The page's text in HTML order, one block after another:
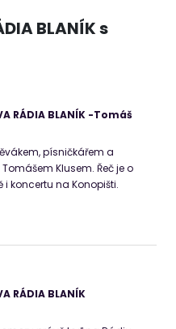
BLANÍK s
RÁDIA BLANÍK -Tomáš
písničkářem a
Klusem. Řeč je o
i koncertu na Konopišti.
RÁDIA BLANÍK